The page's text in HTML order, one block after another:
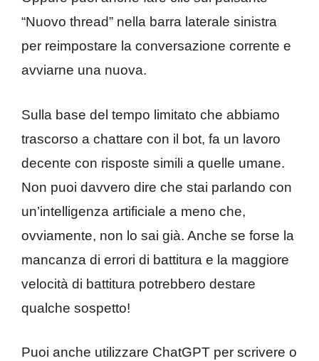
“Nuovo thread” nella barra laterale sinistra
per reimpostare la conversazione corrente e
avviarne una nuova.
Sulla base del tempo limitato che abbiamo
trascorso a chattare con il bot, fa un lavoro
decente con risposte simili a quelle umane.
Non puoi davvero dire che stai parlando con
un’intelligenza artificiale a meno che,
ovviamente, non lo sai già. Anche se forse la
mancanza di errori di battitura e la maggiore
velocità di battitura potrebbero destare
qualche sospetto!
Puoi anche utilizzare ChatGPT per scrivere o